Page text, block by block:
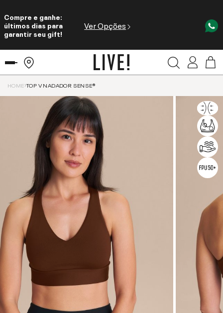
Compre e ganhe:
últimos dias para
garantir seu gift!
Ver Opções
HOME TOP V NADADOR SENSE®